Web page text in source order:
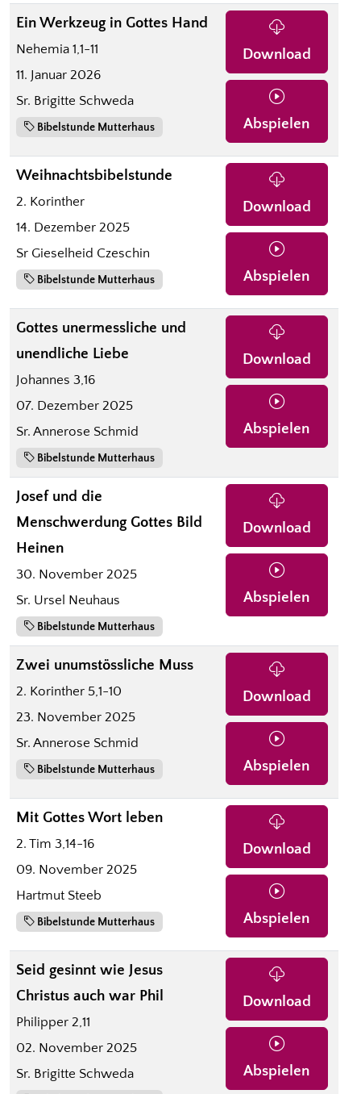
Ein Werkzeug in Gottes Hand
Nehemia 1,1-11
11. Januar 2026
Sr. Brigitte Schweda
Bibelstunde Mutterhaus
Download
Abspielen
Weihnachtsbibelstunde
2. Korinther
14. Dezember 2025
Sr Gieselheid Czeschin
Bibelstunde Mutterhaus
Download
Abspielen
Gottes unermessliche und
unendliche Liebe
Johannes 3,16
07. Dezember 2025
Sr. Annerose Schmid
Bibelstunde Mutterhaus
Download
Abspielen
Josef und die
Menschwerdung Gottes Bild
Heinen
30. November 2025
Sr. Ursel Neuhaus
Bibelstunde Mutterhaus
Download
Abspielen
Zwei unumstössliche Muss
2. Korinther 5,1-10
23. November 2025
Sr. Annerose Schmid
Bibelstunde Mutterhaus
Download
Abspielen
Mit Gottes Wort leben
2. Tim 3,14-16
09. November 2025
Hartmut Steeb
Bibelstunde Mutterhaus
Download
Abspielen
Seid gesinnt wie Jesus
Christus auch war Phil
Philipper 2,11
02. November 2025
Sr. Brigitte Schweda
Download
Abspielen